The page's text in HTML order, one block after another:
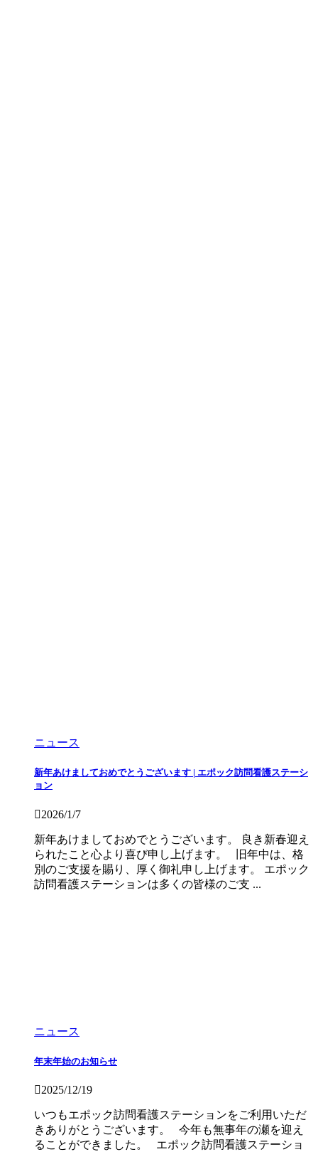
ニュース
新年あけましておめでとうございます | エポック訪問看護ステーシ
ョン
2026/1/7
新年あけましておめでとうございます。 良き新春迎え
られたこと心より喜び申し上げます。 旧年中は、格
別のご支援を賜り、厚く御礼申し上げます。 エポック
訪問看護ステーションは多くの皆様のご支 ...
ニュース
年末年始のお知らせ
2025/12/19
いつもエポック訪問看護ステーションをご利用いただ
きありがとうございます。 今年も無事年の瀬を迎え
ることができました。 エポック訪問看護ステーショ